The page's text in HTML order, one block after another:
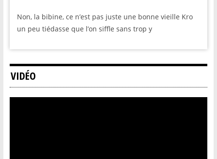
Non, la bibine, ce n’est pas juste une bonne vieille Kro
un peu tiédasse que l’on siffle sans trop y
VIDÉO